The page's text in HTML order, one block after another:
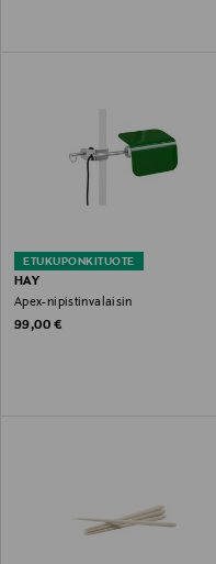
ETUKUPONKITUOTE
HAY
Apex-nipistinvalaisin
Original Price
99,00 €